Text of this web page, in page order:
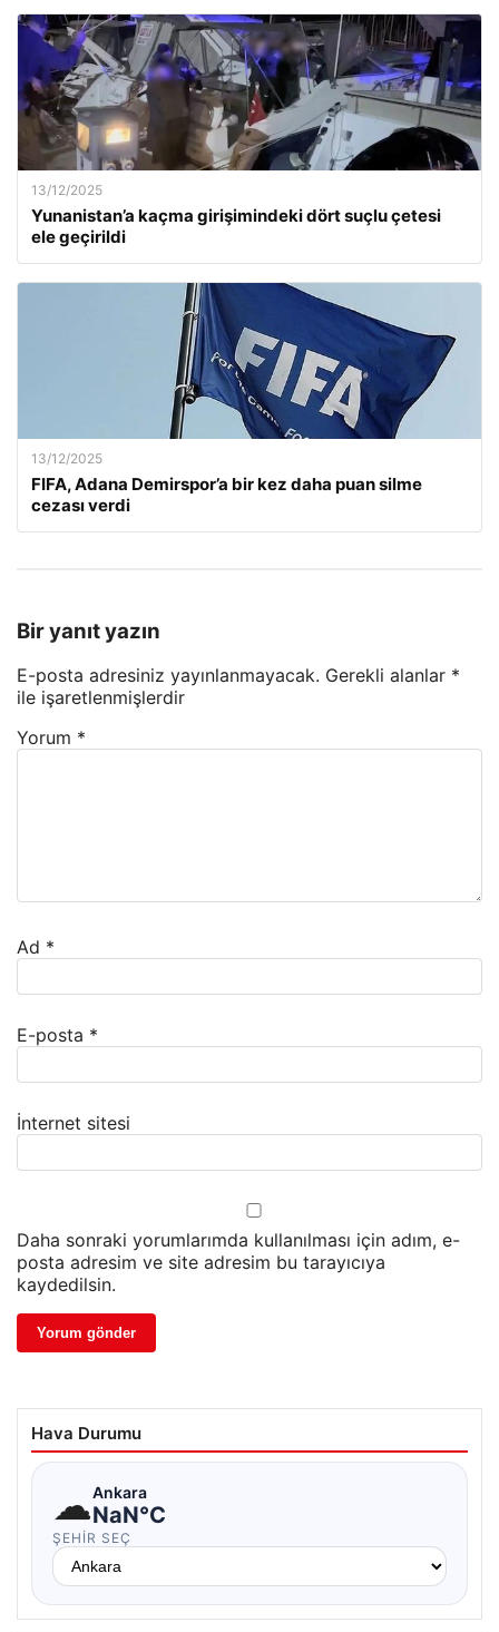
13/12/2025
Yunanistan’a kaçma girişimindeki dört suçlu çetesi
ele geçirildi
13/12/2025
FIFA, Adana Demirspor’a bir kez daha puan silme
cezası verdi
Bir yanıt yazın
E-posta adresiniz yayınlanmayacak. Gerekli alanlar *
ile işaretlenmişlerdir
Yorum *
Ad *
E-posta *
İnternet sitesi
Daha sonraki yorumlarımda kullanılması için adım, e-
posta adresim ve site adresim bu tarayıcıya
kaydedilsin.
Hava Durumu
☁Ankara
NaN°C
ŞEHIR SEÇ